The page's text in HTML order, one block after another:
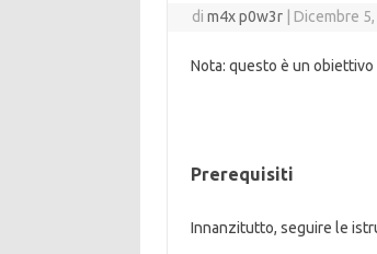
dim4x p0w3r Dicembre
Nota: questo è un obiettivo
Prerequisiti
Innanzitutto, seguire le